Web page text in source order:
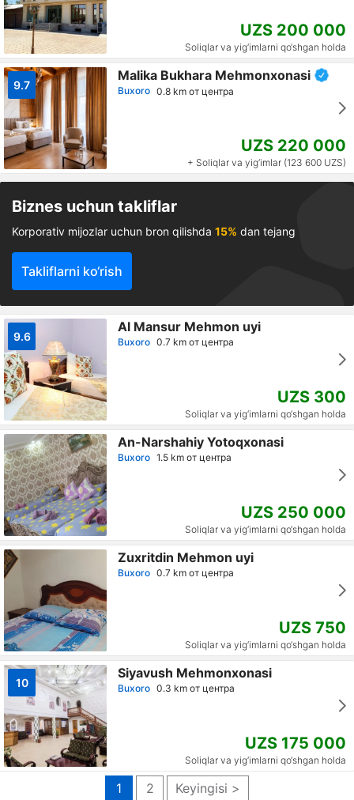
UZS 200 000
Soliqlar va yig‘imlarni qo‘shgan holda
9.7
Malika Bukhara Mehmonxonasi
Buxoro 0.8 km от центра
UZS 220 000
+ Soliqlar va yig‘imlar (123 600 UZS)
Biznes uchun takliflar
Korporativ mijozlar uchun bron qilishda 15% dan tejang
Takliflarni ko‘rish
9.6
Al Mansur Mehmon uyi
Buxoro 0.7 km от центра
UZS 300
Soliqlar va yig‘imlarni qo‘shgan holda
An-Narshahiy Yotoqxonasi
Buxoro 1.5 km от центра
UZS 250 000
Soliqlar va yig‘imlarni qo‘shgan holda
Zuxritdin Mehmon uyi
Buxoro 0.7 km от центра
UZS 750
Soliqlar va yig‘imlarni qo‘shgan holda
10
Siyavush Mehmonxonasi
Buxoro 0.3 km от центра
UZS 175 000
Soliqlar va yig‘imlarni qo‘shgan holda
1 2 Keyingisi >